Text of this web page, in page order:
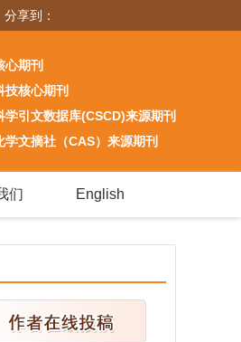
分享到：
心期刊
技核心期刊
学引文数据库(CSCD)来源期刊
学文摘社（CAS）来源期刊
们 English